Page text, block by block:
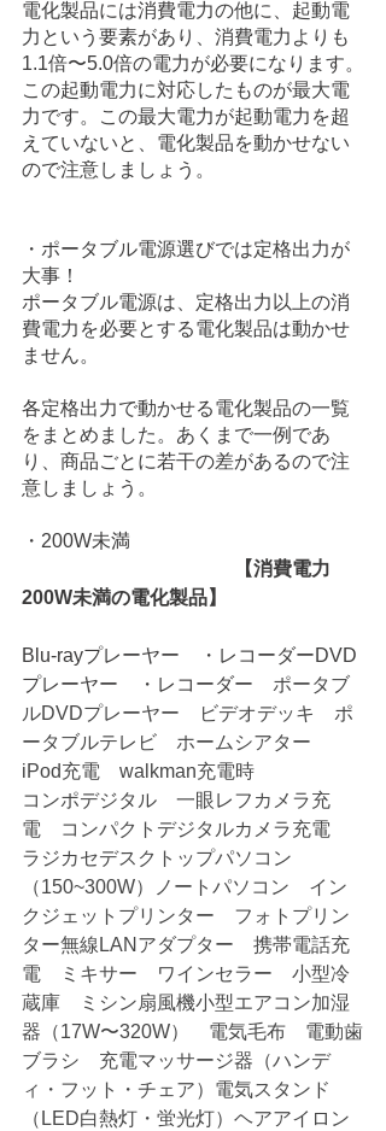
電化製品には消費電力の他に、起動電
力という要素があり、消費電力よりも
1.1倍〜5.0倍の電力が必要になります。
この起動電力に対応したものが最大電
力です。この最大電力が起動電力を超
えていないと、電化製品を動かせない
ので注意しましょう。
・ポータブル電源選びでは定格出力が
大事！
ポータブル電源は、定格出力以上の消
費電力を必要とする電化製品は動かせ
ません。
各定格出力で動かせる電化製品の一覧
をまとめました。あくまで一例であ
り、商品ごとに若干の差があるので注
意しましょう。
・200W未満
【消費電力
200W未満の電化製品】
Blu-rayプレーヤー　・レコーダーDVD
プレーヤー　・レコーダー ポータブ
ルDVDプレーヤー　ビデオデッキ　ポ
ータブルテレビ　ホームシアター
iPod充電　walkman充電時
コンポデジタル　一眼レフカメラ充
電　コンパクトデジタルカメラ充電
ラジカセデスクトップパソコン
（150~300W）ノートパソコン　イン
クジェットプリンター　フォトプリン
ター無線LANアダプター　携帯電話充
電　ミキサー　ワインセラー　小型冷
蔵庫　ミシン扇風機小型エアコン加湿
器（17W〜320W）　電気毛布　電動歯
ブラシ　充電マッサージ器（ハンデ
ィ・フット・チェア）電気スタンド
（LED白熱灯・蛍光灯）ヘアアイロン